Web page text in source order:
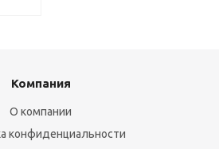
Компания
О компании
конфиденциальности